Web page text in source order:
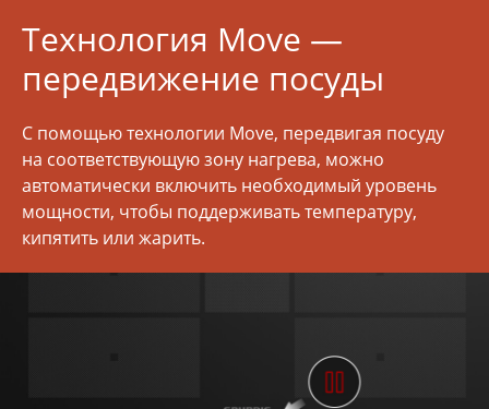
Технология Move —
передвижение посуды
С помощью технологии Move, передвигая посуду
на соответствующую зону нагрева, можно
автоматически включить необходимый уровень
мощности, чтобы поддерживать температуру,
кипятить или жарить.